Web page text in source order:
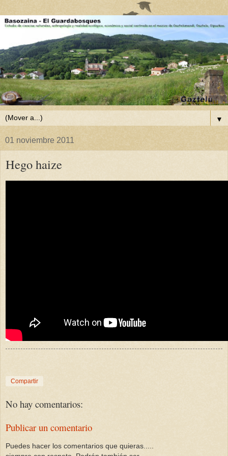
▼
01 noviembre 2011
Hego haize
Compartir
No hay comentarios:
Publicar un comentario
Puedes hacer los comentarios que quieras.....